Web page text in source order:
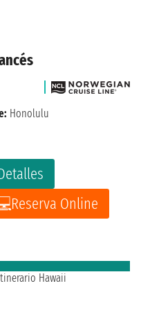
Reserva Online
Honolulu